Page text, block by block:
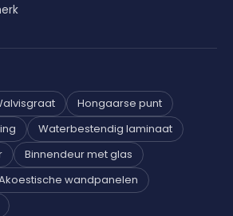
Hongaarse punt
Waterbestendig laminaat
Binnendeur met glas
wandpanelen